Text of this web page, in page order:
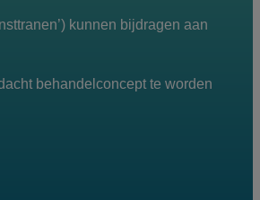
kunnen bijdragen aan
behandelconcept te worden